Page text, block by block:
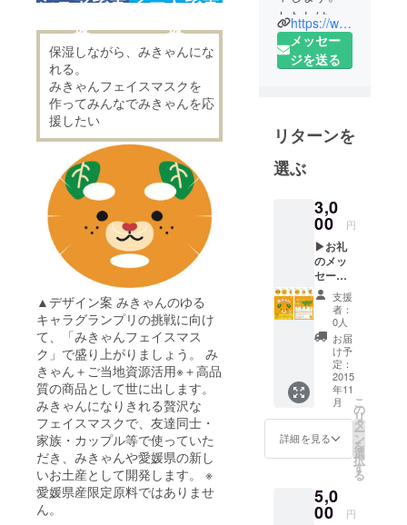
援
援
保湿しながら、みきゃんにな
れる。
みきゃんフェイスマスクを
作ってみんなでみきゃんを応
援したい
▲デザイン案 みきゃんのゆる
キャラグランプリの挑戦に向け
て、「みきゃんフェイスマス
ク」で盛り上がりましょう。 み
きゃん＋ご当地資源活用※＋高品
質の商品として世に出します。
みきゃんになりきれる贅沢な
フェイスマスクで、友達同士・
家族・カップル等で使っていた
だき、みきゃんや愛媛県の新し
いお土産として開発します。 ※
愛媛県産限定原料ではありませ
ん。
わたしは、
愛媛県内子
町生まれで
関西、就職
してから関
東に行き愛
から見てき
ました。愛
媛県をもっ
と知っても
らいたい。
みきゃんを
応援した
い。その思
いをこめて
クラウド
ファンティ
ングを希望
しました。
https://www.facebook.com/gou.furuno
メッセー
ジを送る
リターンを
選ぶ
3,0
00 円
▶お礼
のメッ
セージ
▶み
きゃん
オリジ
ナル
バッチ
（１
個） ▶
みきゃ
んフェ
イスマ
スク３
日分
セット
枚）
支援
者：
0人
お届
け予
定：
2015
年11
月
詳細を見る
こ
の
リ
タ
ー
ン
を
選
択
す
る
5,0
00 円